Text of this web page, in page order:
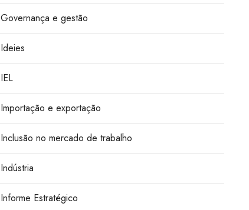
Governança e gestão
Ideies
IEL
Importação e exportação
Inclusão no mercado de trabalho
Indústria
Informe Estratégico